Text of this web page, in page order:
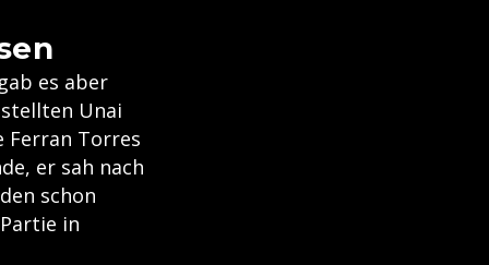
es aber
stellten Unai
Ferran Torres
er sah nach
schon
in